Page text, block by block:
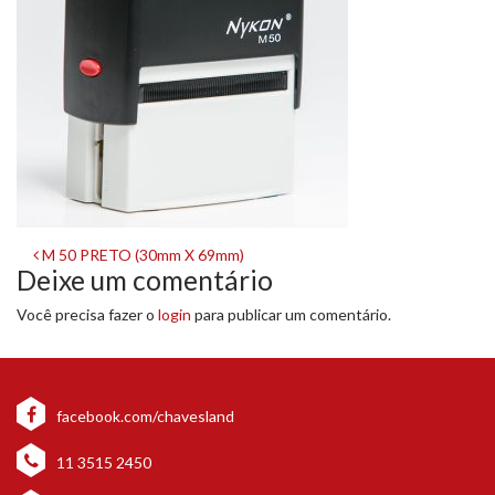
Navegação
de
post
M 50 PRETO (30mm X 69mm)
Deixe um comentário
Você precisa fazer o login para publicar um comentário.
facebook.com/chavesland
11 3515 2450